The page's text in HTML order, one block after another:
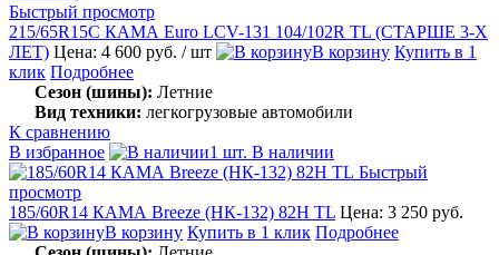
Быстрый просмотр
215/65R15C КАМА Euro LCV-131 104/102R TL (СТАРШЕ 3-Х
ЛЕТ) Цена: 4 600 руб. / шт В корзину Купить в 1
клик Подробнее
Сезон (шины): Летние
Вид техники: легкогрузовые автомобили
К сравнению
В избранное
1 шт. В наличии
Быстрый
просмотр
185/60R14 КАМА Breeze (НК-132) 82H TL Цена: 3 250 руб.
В корзину Купить в 1 клик Подробнее